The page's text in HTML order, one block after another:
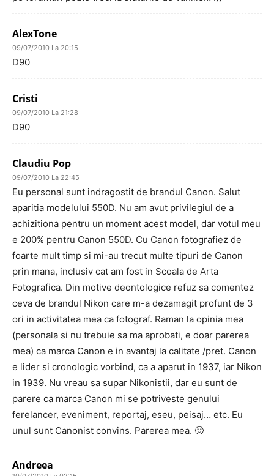
AlexTone
09/07/2010 La 20:15
D90
Cristi
09/07/2010 La 21:28
D90
Claudiu Pop
09/07/2010 La 22:45
Eu personal sunt indragostit de brandul Canon. Salut
aparitia modelului 550D. Nu am avut privilegiul de a
achizitiona pentru un moment acest model, dar votul meu
e 200% pentru Canon 550D. Cu Canon fotografiez de
foarte mult timp si mi-au trecut multe tipuri de Canon
prin mana, inclusiv cat am fost in Scoala de Arta
Fotografica. Din motive deontologice refuz sa comentez
ceva de brandul Nikon care m-a dezamagit profunt de 3
ori in activitatea mea ca fotograf. Raman la opinia mea
(personala si nu trebuie sa ma aprobati, e doar parerea
mea) ca marca Canon e in avantaj la calitate /pret. Canon
e lider si cronologic vorbind, ca a aparut in 1937, iar Nikon
in 1939. Nu vreau sa supar Nikonistii, dar eu sunt de
parere ca marca Canon mi se potriveste genului
ferelancer, eveniment, reportaj, eseu, peisaj… etc. Eu
unul sunt Canonist convins. Parerea mea. 🙂
Andreea